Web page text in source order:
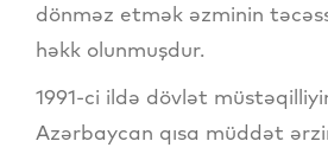
dönməz etmək əzminin
həkk olunmuşdur.
1991-ci ildə dövlət
Azərbaycan qısa müddət